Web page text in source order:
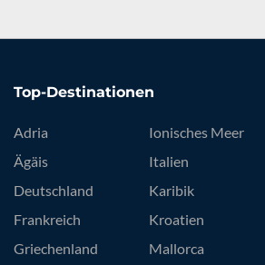
Top-Destinationen
Adria
Ägäis
Deutschland
Frankreich
Griechenland
Ionisches Meer
Italien
Karibik
Kroatien
Mallorca